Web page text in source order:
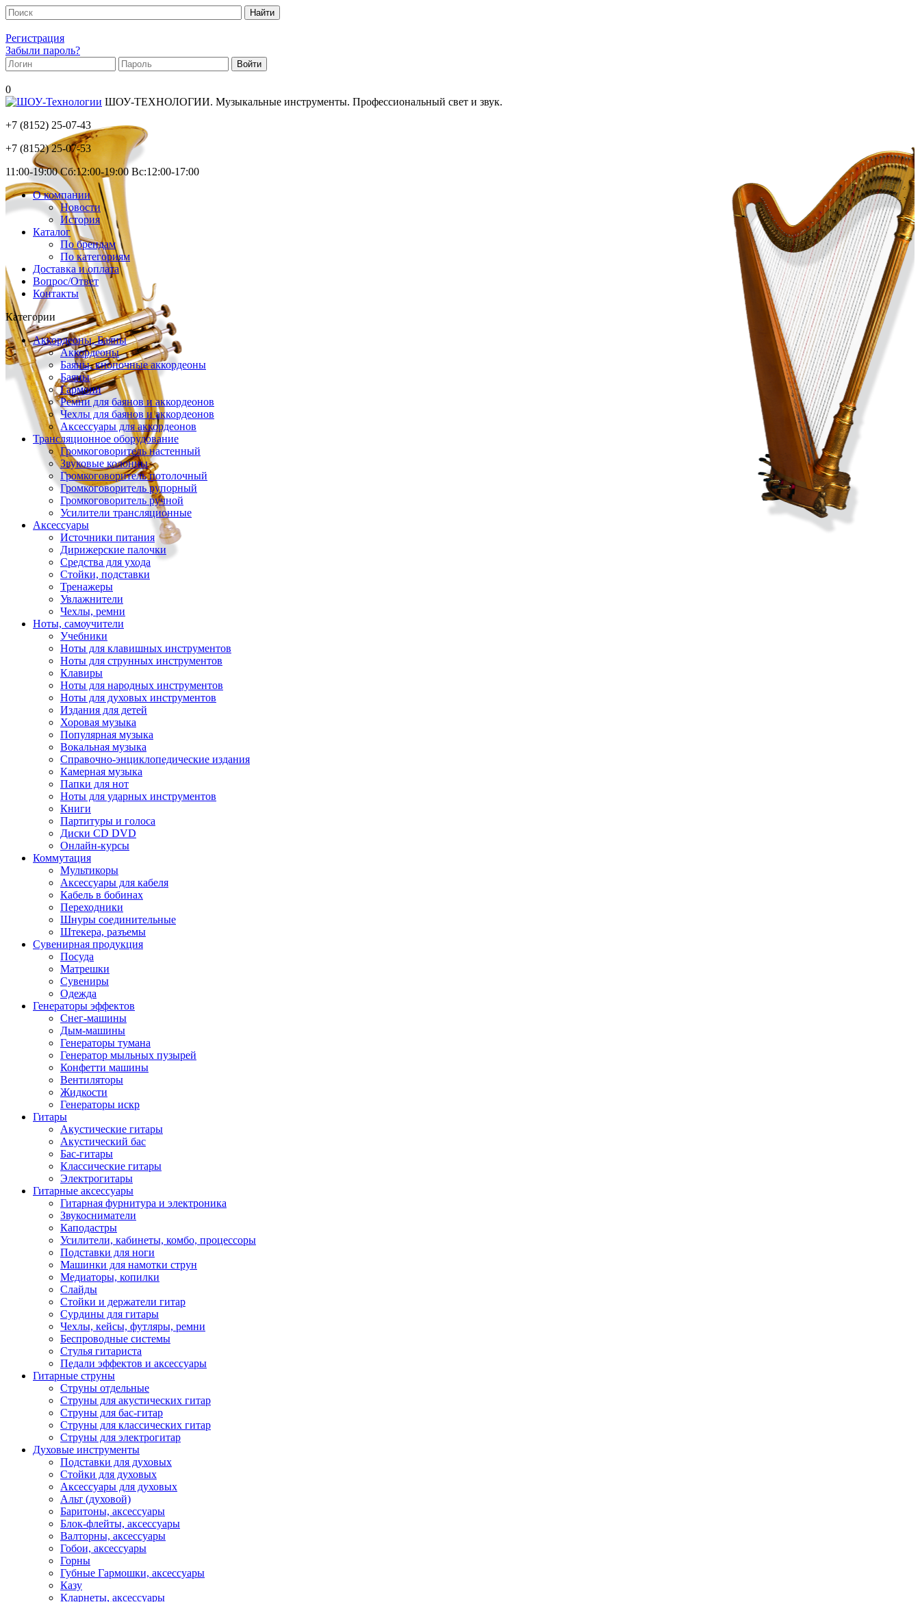
Регистрация
Забыли пароль?
0
ШОУ-ТЕХНОЛОГИИ. Музыкальные инструменты. Профессиональный свет и звук.
+7 (8152) 25-07-43
+7 (8152)25-07-53
11:00-19:00 Сб:12:00-19:00 Вс:12:00-17:00
О компании
Новости
История
Каталог
По брендам
По категориям
Доставка и оплата
Вопрос/Ответ
Контакты
Категории
Аккордеоны, Баяны
Аккордеоны
Баяны, кнопочные аккордеоны
Баяны
Гармони
Ремни для баянов и аккордеонов
Чехлы для баянов и аккордеонов
Аксессуары для аккордеонов
Трансляционное оборудование
Громкоговоритель настенный
Звуковые колонны
Громкоговоритель потолочный
Громкоговоритель рупорный
Громкоговоритель ручной
Усилители трансляционные
Аксессуары
Источники питания
Дирижерские палочки
Средства для ухода
Стойки, подставки
Тренажеры
Увлажнители
Чехлы, ремни
Ноты, самоучители
Учебники
Ноты для клавишных инструментов
Ноты для струнных инструментов
Клавиры
Ноты для народных инструментов
Ноты для духовых инструментов
Издания для детей
Хоровая музыка
Популярная музыка
Вокальная музыка
Справочно-энциклопедические издания
Камерная музыка
Папки для нот
Ноты для ударных инструментов
Книги
Партитуры и голоса
Диски CD DVD
Онлайн-курсы
Коммутация
Мультикоры
Аксессуары для кабеля
Кабель в бобинах
Переходники
Шнуры соединительные
Штекера, разъемы
Сувенирная продукция
Посуда
Матрешки
Сувениры
Одежда
Генераторы эффектов
Снег-машины
Дым-машины
Генераторы тумана
Генератор мыльных пузырей
Конфетти машины
Вентиляторы
Жидкости
Генераторы искр
Гитары
Акустические гитары
Акустический бас
Бас-гитары
Классические гитары
Электрогитары
Гитарные аксессуары
Гитарная фурнитура и электроника
Звукосниматели
Каподастры
Усилители, кабинеты, комбо, процессоры
Подставки для ноги
Машинки для намотки струн
Медиаторы, копилки
Слайды
Стойки и держатели гитар
Сурдины для гитары
Чехлы, кейсы, футляры, ремни
Беспроводные системы
Стулья гитариста
Педали эффектов и аксессуары
Гитарные струны
Струны отдельные
Струны для акустических гитар
Струны для бас-гитар
Струны для классических гитар
Струны для электрогитар
Духовые инструменты
Подставки для духовых
Стойки для духовых
Аксессуары для духовых
Альт (духовой)
Баритоны, аксессуары
Блок-флейты, аксессуары
Валторны, аксессуары
Гобои, аксессуары
Горны
Губные Гармошки, аксессуары
Казу
Кларнеты, аксессуары